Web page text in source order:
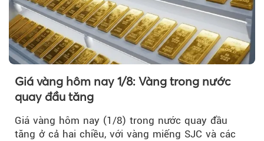
Giá vàng hôm nay 1/8: Vàng trong nước
quay đầu tăng
Giá vàng hôm nay (1/8) trong nước quay đầu
tăng ở cả hai chiều, với vàng miếng SJC và các